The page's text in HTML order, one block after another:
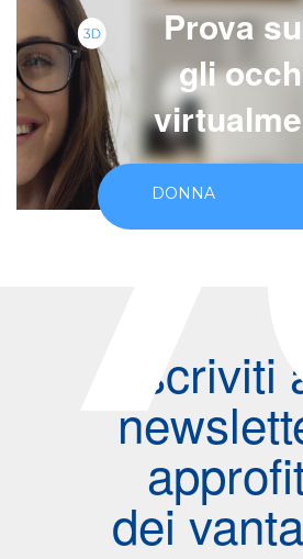
Prova
gli
DONNA
Iscriviti
dei